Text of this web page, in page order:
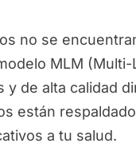
no se
MLM
de alta calidad
están
a tu salud.